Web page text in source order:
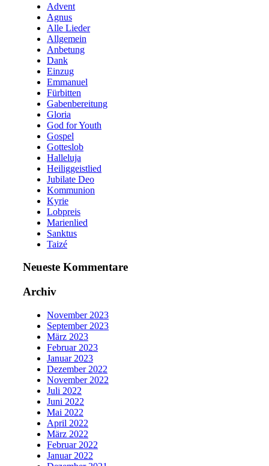
Advent
Agnus
Alle Lieder
Allgemein
Anbetung
Dank
Einzug
Emmanuel
Fürbitten
Gabenbereitung
Gloria
God for Youth
Gospel
Gotteslob
Halleluja
Heiliggeistlied
Jubilate Deo
Kommunion
Kyrie
Lobpreis
Marienlied
Sanktus
Taizé
Neueste Kommentare
Archiv
November 2023
September 2023
März 2023
Februar 2023
Januar 2023
Dezember 2022
November 2022
Juli 2022
Juni 2022
Mai 2022
April 2022
März 2022
Februar 2022
Januar 2022